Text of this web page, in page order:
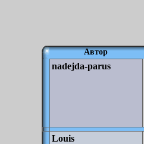
Автор
nadejda-parus
Louis